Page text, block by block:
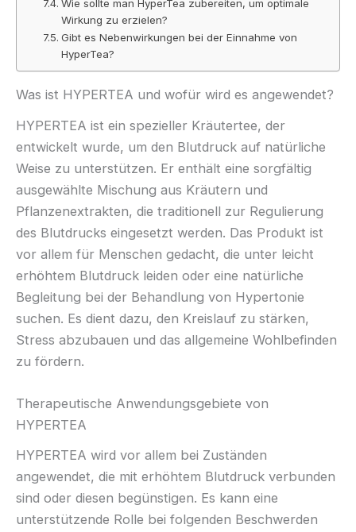
Wie sollte man HyperTea zubereiten, um optimale
Wirkung zu erzielen?
Gibt es Nebenwirkungen bei der Einnahme von
HyperTea?
Was ist HYPERTEA und wofür wird es angewendet?
HYPERTEA ist ein spezieller Kräutertee, der
entwickelt wurde, um den Blutdruck auf natürliche
Weise zu unterstützen. Er enthält eine sorgfältig
ausgewählte Mischung aus Kräutern und
Pflanzenextrakten, die traditionell zur Regulierung
des Blutdrucks eingesetzt werden. Das Produkt ist
vor allem für Menschen gedacht, die unter leicht
erhöhtem Blutdruck leiden oder eine natürliche
Begleitung bei der Behandlung von Hypertonie
suchen. Es dient dazu, den Kreislauf zu stärken,
Stress abzubauen und das allgemeine Wohlbefinden
zu fördern.
Therapeutische Anwendungsgebiete von
HYPERTEA
HYPERTEA wird vor allem bei Zuständen
angewendet, die mit erhöhtem Blutdruck verbunden
sind oder diesen begünstigen. Es kann eine
unterstützende Rolle bei folgenden Beschwerden